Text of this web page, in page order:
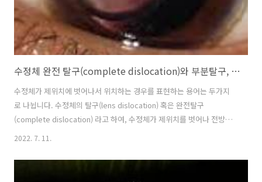
수정체 완전 탈구(complete dislocation)와 부분탈구, 아탈구(subluxation) 원인 종류
수정체가 제위치에 벗어나서 위치하는 경우를 표현하는 용어는 두가지
로 나뉩니다. 수정체의 탈구(lens dislocation) 혹은 완전탈구
(complete dislocation) 라고 하여, 수정체가 제위치를 벗어나 전방으
로 완전히 나와있거나, 유리체 강내로 완전히 빠져 버린 경우를 의미합니
는 용어는, 불완전한 수정체의 이탈을 말합니다. 수정체가 홍채뒤의 원래
2022. 7. 11.